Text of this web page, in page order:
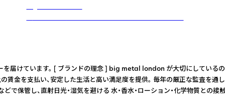
ています。 [ ブランドの理念 ] big metal london が大切にしてい
払い、安定した生活と高い満足度を提供。 毎年の厳正な監査を
し、直射日光・湿気を避ける 水・香水・ローション・化学物質との接